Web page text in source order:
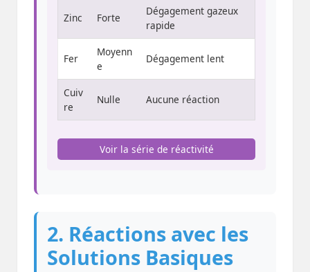
Zinc Forte
Dégagement gazeux
rapide
Fer
Moyenn
e
Dégagement lent
Cuiv
re
Nulle Aucune réaction
Voir la série de réactivité
2. Réactions avec les
Solutions Basiques